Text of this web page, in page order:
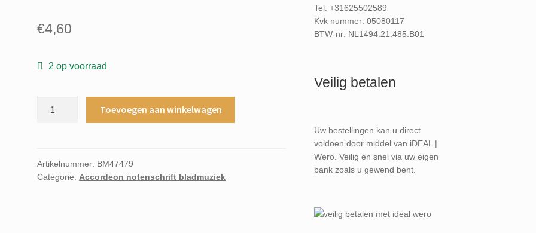
€4,60
2 op voorraad
Peter
Black
Toevoegen aan winkelwagen
Artikelnummer: BM47479
Categorie:Accordeon notenschrift bladmuziek
Tel: +31625502589
Kvk nummer: 05080117
BTW-nr: NL1494.21.485.B01
Veilig betalen
Uw bestellingen kan u direct
voldoen door middel van iDEAL |
Wero. Veilig en snel via uw eigen
bank zoals u gewend bent.